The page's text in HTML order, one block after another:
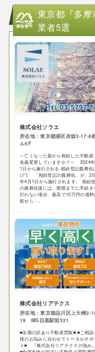
東京都『多
業者5選
株式会社ソラエ
所在地：東京都港区赤坂3-17-8
ル5F
～亡くなった親から相続した不動産、
名義変更していますか？～ 2024年
1日から施行される 相続登記義務化
けて 「相続登記の義務化」が、
年4月1日から施行されます。 相続
の義務化後には、期限までに手続き
行わない場合、最高で10万円の過料
処せら ...
株式会社リアテクス
所在地：東京都品川区上大崎2-
19 MG目黒駅前521
■全国の訳あり不動産買取■ ■ご相談
様のお悩みに合わせてトータルサポ
ト■ 『株式会社リアテクスの強み